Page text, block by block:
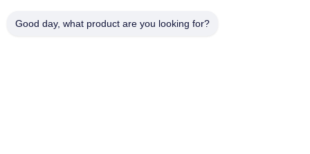
Room7E, blok A, budynek Binfen Shiji, Longxiang Road,
Good day, what product are you looking for?